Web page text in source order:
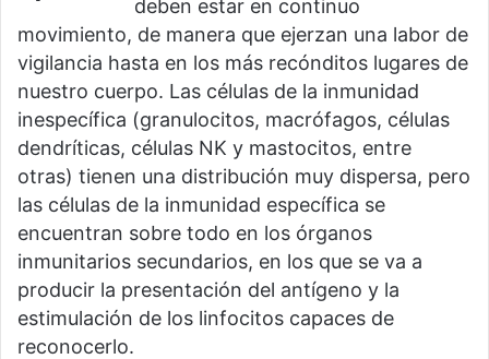
deben estar en continuo
movimiento, de manera que ejerzan una labor de
vigilancia hasta en los más recónditos lugares de
nuestro cuerpo. Las células de la inmunidad
inespecífica (granulocitos, macrófagos, células
dendríticas, células NK y mastocitos, entre
otras) tienen una distribución muy dispersa, pero
las células de la inmunidad específica se
encuentran sobre todo en los órganos
inmunitarios secundarios, en los que se va a
producir la presentación del antígeno y la
estimulación de los linfocitos capaces de
reconocerlo.